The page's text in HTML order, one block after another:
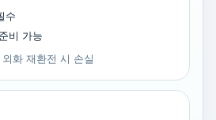
수
비 가능
화 재환전 시 손실